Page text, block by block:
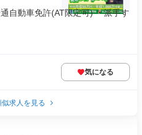
自動車免許(AT限定可) ・派手す
気になる
求人を見る